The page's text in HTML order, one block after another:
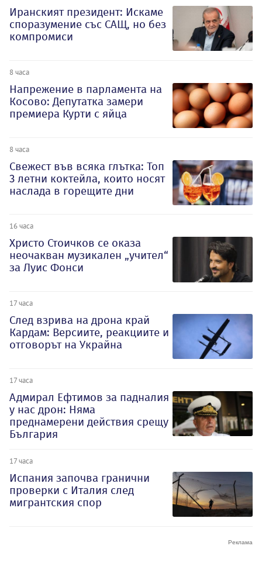
Иранският президент: Искаме
споразумение със САЩ, но без
компромиси
8 часа
Напрежение в парламента на
Косово: Депутатка замери
премиера Курти с яйца
8 часа
Свежест във всяка глътка: Топ
3 летни коктейла, които носят
наслада в горещите дни
16 часа
Христо Стоичков се оказа
неочакван музикален „учител“
за Луис Фонси
17 часа
След взрива на дрона край
Кардам: Версиите, реакциите и
отговорът на Украйна
17 часа
Адмирал Ефтимов за падналия
у нас дрон: Няма
преднамерени действия срещу
България
17 часа
Испания започва гранични
проверки с Италия след
мигрантския спор